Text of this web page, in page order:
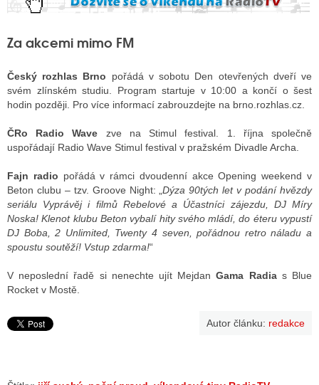
Za akcemi mimo FM
Český rozhlas Brno pořádá v sobotu Den otevřených dveří ve
svém zlínském studiu. Program startuje v 10:00 a končí o šest
hodin později. Pro více informací zabrouzdejte na brno.rozhlas.cz.
ČRo Radio Wave zve na Stimul festival. 1. října společně
uspořádají Radio Wave Stimul festival v pražském Divadle Archa.
Fajn radio pořádá v rámci dvoudenní akce Opening weekend v
Beton clubu – tzv. Groove Night: „Dýza 90tých let v podání hvězdy
seriálu Vyprávěj i filmů Rebelové a Účastníci zájezdu, DJ Míry
Noska! Klenot klubu Beton vybalí hity svého mládí, do éteru vypustí
DJ Boba, 2 Unlimited, Twenty 4 seven, pořádnou retro náladu a
spoustu soutěží! Vstup zdarma!“
V neposlední řadě si nenechte ujít MejdanGama Radias Blue
Rocket v Mostě.
Autor článku: redakce